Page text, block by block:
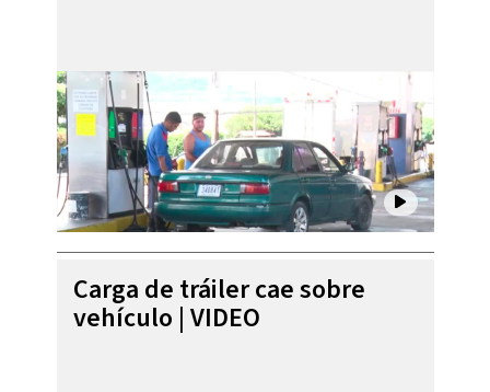
Carga de tráiler cae sobre
vehículo | VIDEO